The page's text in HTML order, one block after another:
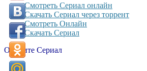
Смотреть Сериал онлайн
Скачать Сериал через торрент
Смотреть Онлайн
Скачать Сериал
Оцените Сериал